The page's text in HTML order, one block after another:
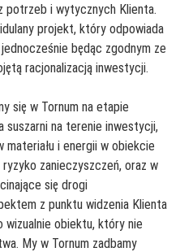
potrzeb i wytycznych Klienta.
projekt, który odpowiada
będąc zgodnym ze
racjonalizacją inwestycji.
się w Tornum na etapie
suszarni na terenie inwestycji,
materiału i energii w obiekcie
zanieczyszczeń, oraz w
się drogi
z punktu widzenia Klienta
obiektu, który nie
My w Tornum zadbamy